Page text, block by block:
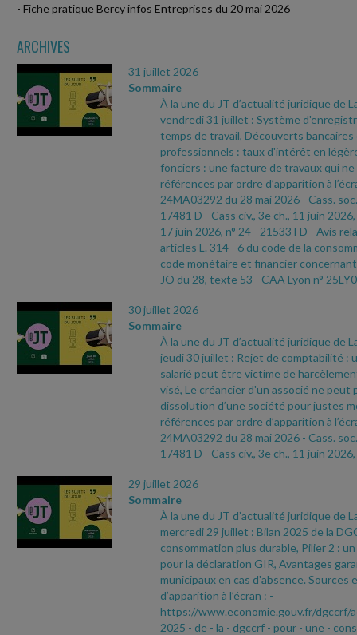
- Fiche pratique Bercy infos Entreprises du 20 mai 2026
ARCHIVES
31 juillet 2026
Sommaire
À la une du JT d’actualité juridique de
vendredi 31 juillet : Système
temps de travail, Découverts
professionnels : taux d'intérêt en
fonciers : une facture de travaux qui
références par ordre d’apparition à
24MA03292 du 28 mai 2026 - Cass.
17481 D - Cass civ., 3e ch., 11 juin 2026,
17 juin 2026, n° 24 - 21533 FD - Avis
articles L. 314 - 6 du code de la
code monétaire et financier
JO du 28, texte 53 - CAA Lyon n°
30 juillet 2026
Sommaire
À la une du JT d’actualité juridique de
jeudi 30 juillet : Rejet de comptabilité :
salarié peut être victime de
visé, Le créancier d'un associé ne peut
dissolution d’une société pour justes
références par ordre d’apparition à
24MA03292 du 28 mai 2026 - Cass.
17481 D - Cass civ., 3e ch., 11 juin 2026,
29 juillet 2026
Sommaire
À la une du JT d’actualité juridique de
mercredi 29 juillet : Bilan 2025 de la
consommation plus durable, Pilier 2 :
pour la déclaration GIR, Avantages
municipaux en cas d'absence.
d’apparition à l’écran : -
https://www.economie.gouv.fr/dgccrf/
2025 - de - la - dgccrf - pour - une -